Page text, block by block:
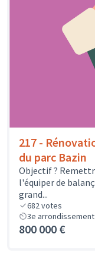
217 -
du parc Bazin
Objectif ?
l'équiper de
grand...
682votes
3e arrondissement
800 000 €